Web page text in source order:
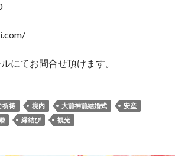
にてお問合せ頂けます。
祈祷 境内 大前神前結婚式
安産
縁結び 観光